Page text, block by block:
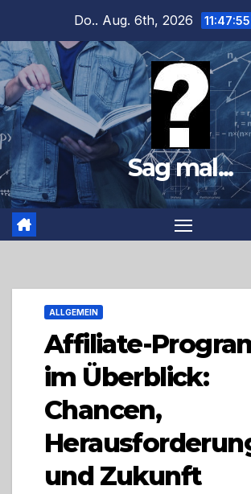
springen
Do.. Aug. 6th, 2026
Sag mal...
ALLGEMEIN
Affiliate-
im Überblick:
Chancen,
und Zukunft